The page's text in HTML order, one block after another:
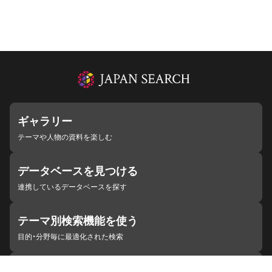
ギャラリー
テーマや人物の資料を楽しむ
データベースを見つける
連携しているデータベースを探す
テーマ別検索機能を使う
目的・分野毎に最適化された検索